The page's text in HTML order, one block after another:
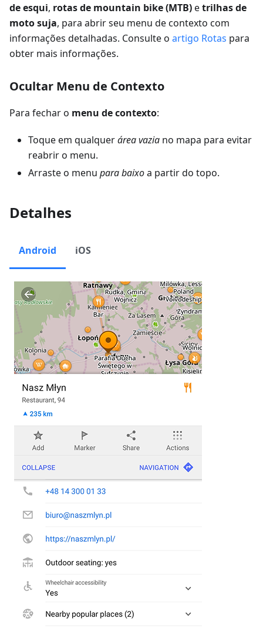
de esqui, rotas de mountain bike (MTB)etrilhas de
moto suja, para abrir seu menu de contexto com
informações detalhadas. Consulte o artigo Rotas para
obter mais informações.
Ocultar Menu de Contexto
Para fechar o menu de contexto:
Toque em qualquerárea vazia no mapa para evitar
reabrir o menu.
Arraste o menu para baixoa partir do topo.
Detalhes
Android iOS